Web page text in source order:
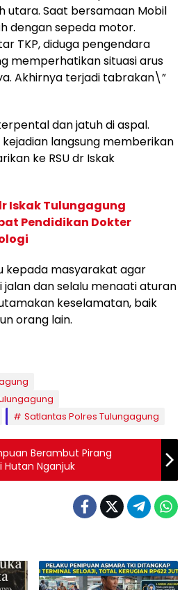
utara. Saat bersamaan Mobil
dengan sepeda motor.
TKP, diduga pengendara
memperhatikan situasi arus
Akhirnya terjadi tabrakan\”
dan jatuh di aspal.
langsung memberikan
ke RSU dr Iskak
Iskak Tulungagung
Pendidikan Dokter
kepada masyarakat agar
dan selalu menaati aturan
keselamatan, baik
orang lain.
Satlantas Polres Tulungagung
Berambut Pirang
Nganjuk